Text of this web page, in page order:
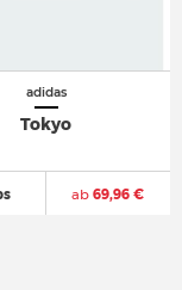
adidas
Tokyo
ab 69,96 €